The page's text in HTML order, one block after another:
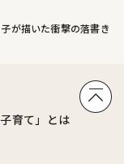
が描いた衝撃の落書き
子育て」とは